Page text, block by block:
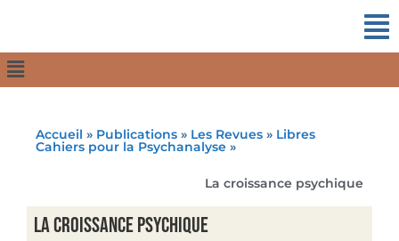
Accueil » Publications » Les Revues » Libres
Cahiers pour la Psychanalyse »
La croissance psychique
La croissance psychique